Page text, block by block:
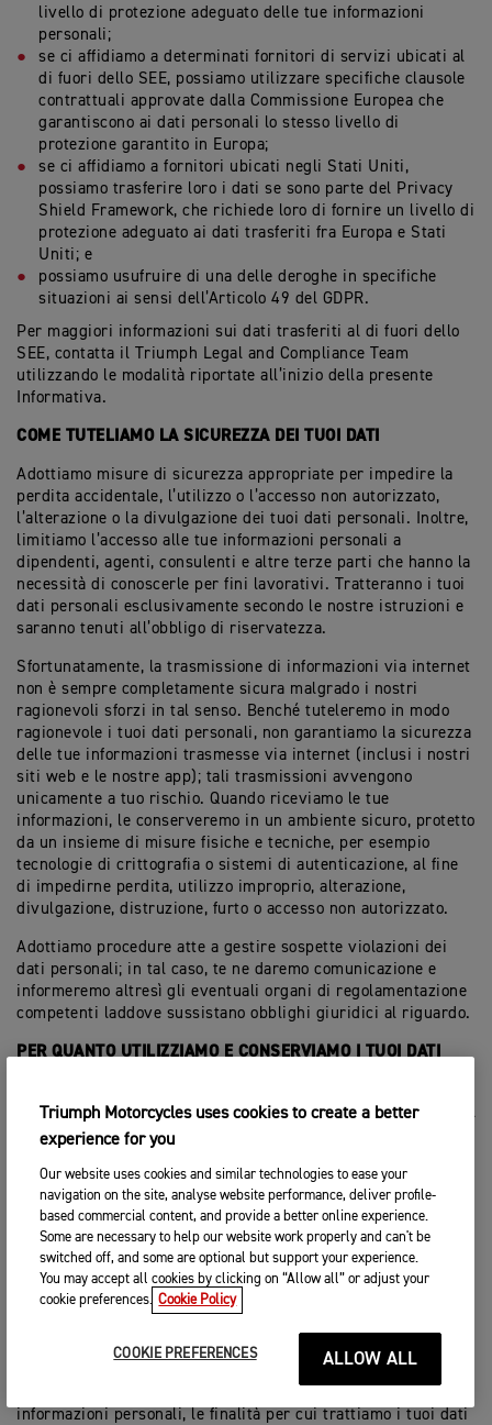
livello di protezione adeguato delle tue informazioni
personali;
se ci affidiamo a determinati fornitori di servizi ubicati al
di fuori dello SEE, possiamo utilizzare specifiche clausole
contrattuali approvate dalla Commissione Europea che
garantiscono ai dati personali lo stesso livello di
protezione garantito in Europa;
se ci affidiamo a fornitori ubicati negli Stati Uniti,
possiamo trasferire loro i dati se sono parte del Privacy
Shield Framework, che richiede loro di fornire un livello di
protezione adeguato ai dati trasferiti fra Europa e Stati
Uniti; e
possiamo usufruire di una delle deroghe in specifiche
situazioni ai sensi dell’Articolo 49 del GDPR.
Per maggiori informazioni sui dati trasferiti al di fuori dello
SEE, contatta il Triumph Legal and Compliance Team
utilizzando le modalità riportate all’inizio della presente
Informativa.
COME TUTELIAMO LA SICUREZZA DEI TUOI DATI
Adottiamo misure di sicurezza appropriate per impedire la
perdita accidentale, l’utilizzo o l’accesso non autorizzato,
l’alterazione o la divulgazione dei tuoi dati personali. Inoltre,
limitiamo l’accesso alle tue informazioni personali a
dipendenti, agenti, consulenti e altre terze parti che hanno la
necessità di conoscerle per fini lavorativi. Tratteranno i tuoi
dati personali esclusivamente secondo le nostre istruzioni e
saranno tenuti all’obbligo di riservatezza.
Sfortunatamente, la trasmissione di informazioni via internet
non è sempre completamente sicura malgrado i nostri
ragionevoli sforzi in tal senso. Benché tuteleremo in modo
ragionevole i tuoi dati personali, non garantiamo la sicurezza
delle tue informazioni trasmesse via internet (inclusi i nostri
siti web e le nostre app); tali trasmissioni avvengono
unicamente a tuo rischio. Quando riceviamo le tue
informazioni, le conserveremo in un ambiente sicuro, protetto
da un insieme di misure fisiche e tecniche, per esempio
tecnologie di crittografia o sistemi di autenticazione, al fine
di impedirne perdita, utilizzo improprio, alterazione,
divulgazione, distruzione, furto o accesso non autorizzato.
Adottiamo procedure atte a gestire sospette violazioni dei
dati personali; in tal caso, te ne daremo comunicazione e
informeremo altresì gli eventuali organi di regolamentazione
competenti laddove sussistano obblighi giuridici al riguardo.
PER QUANTO UTILIZZIAMO E CONSERVIAMO I TUOI DATI
Conserveremo le tue informazioni personali unicamente per il
tempo ragionevolmente necessario a conseguire le finalità
a qualsiasi obbligo giuridico, normativo, fiscale, contabile o
di rendicontazione. Possiamo conservare i tuoi dati personali
per un periodo più lungo nell’eventualità di un reclamo o se
abbiamo ragionevole motivo di credere che sussista la
possibilità di una controversia in relazione alla nostra
relazione con te.
dati personali, consideriamo la quantità, la natura e la
informazioni personali, le finalità per cui trattiamo i tuoi dati
Triumph Motorcycles uses cookies to create a better
experience for you
Our website uses cookies and similar technologies to ease your
navigation on the site, analyse website performance, deliver profile-
based commercial content, and provide a better online experience.
Some are necessary to help our website work properly and can't be
switched off, and some are optional but support your experience.
You may accept all cookies by clicking on “Allow all” or adjust your
cookie preferences. Cookie Policy
COOKIE PREFERENCES ALLOW ALL